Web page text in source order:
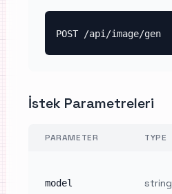
POST /api/image/gen
İstek Parametreleri
PARAMETER TYPE
model string